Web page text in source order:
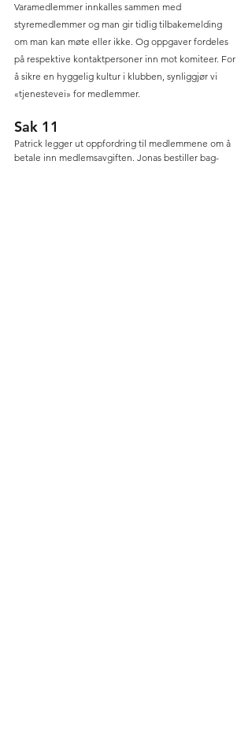
Varamedlemmer innkalles sammen med
styremedlemmer og man gir tidlig tilbakemelding
om man kan møte eller ikke. Og oppgaver fordeles
på respektive kontaktpersoner inn mot komiteer. For
å sikre en hyggelig kultur i klubben, synliggjør vi
«tjenestevei» for medlemmer.
Sak 11
Patrick legger ut oppfordring til medlemmene om å
betale inn medlemsavgiften. Jonas bestiller bag-